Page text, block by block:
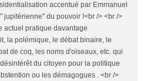
accentué par Emmanuel
jupitérienne" du pouvoir !<br /> <br />
actuel pratique davantage
la polémique, le débat binaire, le
de coq, les noms d'oiseaux, etc. qui
du citoyen pour la politique
ou les démagogues . <br />